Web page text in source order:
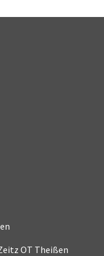
OT Theißen